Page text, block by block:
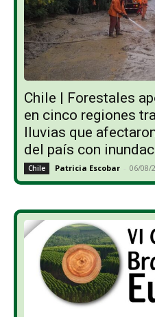
Chile | Forestales
en cinco regiones
lluvias que
del país con
Chile Patricia Escobar - 06/08/